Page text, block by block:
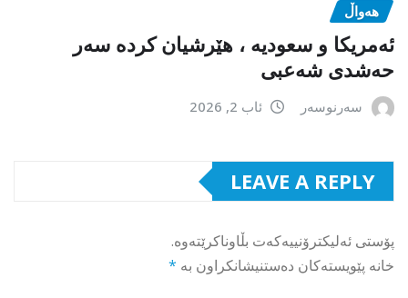
هەواڵ
ئەمریکا و سعودیە ، هێرشیان کردە سەر
حەشدی شەعبی
سەرنوسەر ئاب 2, 2026
LEAVE A REPLY
پۆستی ئەلیکترۆنییەکەت بڵاوناکرێتەوە.
خانە پێویستەکان دەستنیشانکراون بە *